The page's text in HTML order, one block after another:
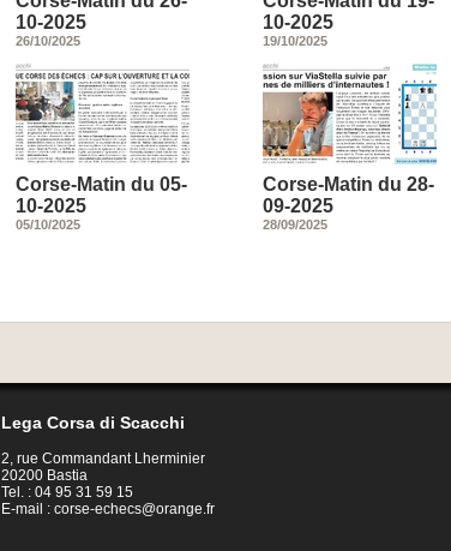
10-2025
26/10/2025
10-2025
19/10/2025
Corse-Matin du 05-
10-2025
05/10/2025
Corse-Matin du 28-
09-2025
28/09/2025
Lega Corsa di Scacchi
2, rue Commandant Lherminier
20200 Bastia
Tel. : 04 95 31 59 15
E-mail : corse-echecs@orange.fr